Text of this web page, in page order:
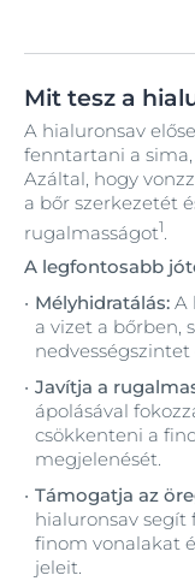
Mit tesz a
A hialuronsav
fenntartani a
Azáltal, hogy
a bőr szerkezetét
rugalmasságot1.
A legfontosabb
Mélyhidratálás: A
a vizet a bőrben,
Javítja a
ápolásával
csökkenteni a
megjelenését.
Támogatja az
hialuronsav
finom vonalakat
jeleit.